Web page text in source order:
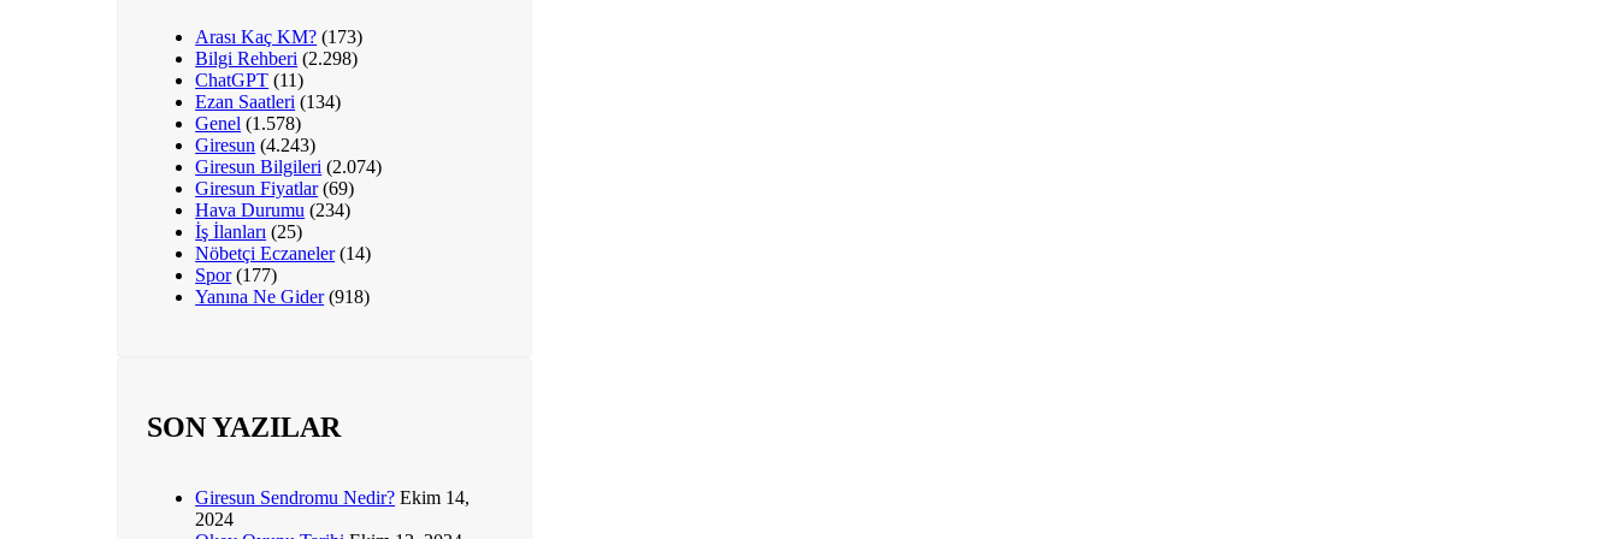
Arası Kaç KM? (173)
Bilgi Rehberi (2.298)
ChatGPT (11)
Ezan Saatleri (134)
Genel (1.578)
Giresun (4.243)
Giresun Bilgileri (2.074)
Giresun Fiyatlar(69)
Hava Durumu (234)
İş İlanları (25)
Nöbetçi Eczaneler(14)
Spor(177)
Yanına Ne Gider(918)
SON YAZILAR
Giresun Sendromu Nedir? Ekim 14,
2024